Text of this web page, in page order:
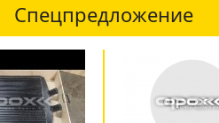
Спецпредложение